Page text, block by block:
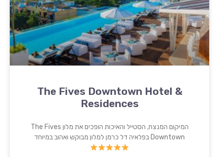
The Fives Downtown Hotel &
Residences
המיקום המנצח, הסטייל והאיכות הופכים את מלון The Fives
Downtown בפלאיה דל כרמן למלון מבוקש ואהוב במיוחד